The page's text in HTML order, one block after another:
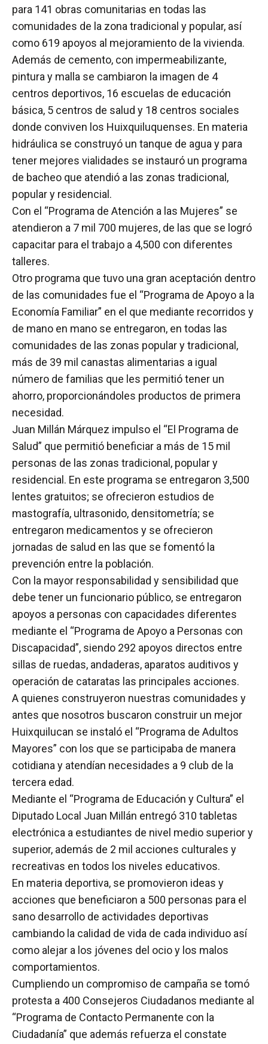
para 141 obras comunitarias en todas las
comunidades de la zona tradicional y popular, así
como 619 apoyos al mejoramiento de la vivienda.
Además de cemento, con impermeabilizante,
pintura y malla se cambiaron la imagen de 4
centros deportivos, 16 escuelas de educación
básica, 5 centros de salud y 18 centros sociales
donde conviven los Huixquiluquenses. En materia
hidráulica se construyó un tanque de agua y para
tener mejores vialidades se instauró un programa
de bacheo que atendió a las zonas tradicional,
popular y residencial.
Con el “Programa de Atención a las Mujeres” se
atendieron a 7 mil 700 mujeres, de las que se logró
capacitar para el trabajo a 4,500 con diferentes
talleres.
Otro programa que tuvo una gran aceptación dentro
de las comunidades fue el “Programa de Apoyo a la
Economía Familiar” en el que mediante recorridos y
de mano en mano se entregaron, en todas las
comunidades de las zonas popular y tradicional,
más de 39 mil canastas alimentarias a igual
número de familias que les permitió tener un
ahorro, proporcionándoles productos de primera
necesidad.
Juan Millán Márquez impulso el “El Programa de
Salud” que permitió beneficiar a más de 15 mil
personas de las zonas tradicional, popular y
residencial. En este programa se entregaron 3,500
lentes gratuitos; se ofrecieron estudios de
mastografía, ultrasonido, densitometría; se
entregaron medicamentos y se ofrecieron
jornadas de salud en las que se fomentó la
prevención entre la población.
Con la mayor responsabilidad y sensibilidad que
debe tener un funcionario público, se entregaron
apoyos a personas con capacidades diferentes
mediante el “Programa de Apoyo a Personas con
Discapacidad”, siendo 292 apoyos directos entre
sillas de ruedas, andaderas, aparatos auditivos y
operación de cataratas las principales acciones.
A quienes construyeron nuestras comunidades y
antes que nosotros buscaron construir un mejor
Huixquilucan se instaló el “Programa de Adultos
Mayores” con los que se participaba de manera
cotidiana y atendían necesidades a 9 club de la
tercera edad.
Mediante el “Programa de Educación y Cultura” el
Diputado Local Juan Millán entregó 310 tabletas
electrónica a estudiantes de nivel medio superior y
superior, además de 2 mil acciones culturales y
recreativas en todos los niveles educativos.
En materia deportiva, se promovieron ideas y
acciones que beneficiaron a 500 personas para el
sano desarrollo de actividades deportivas
cambiando la calidad de vida de cada individuo así
como alejar a los jóvenes del ocio y los malos
comportamientos.
Cumpliendo un compromiso de campaña se tomó
protesta a 400 Consejeros Ciudadanos mediante al
“Programa de Contacto Permanente con la
Ciudadanía” que además refuerza el constate